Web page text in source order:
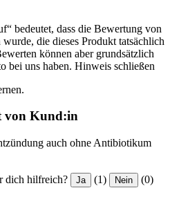
bedeutet, dass die Bewertung von
die dieses Produkt tatsächlich
können aber grundsätzlich
bei uns haben. Hinweis schließen
von Kund:in
auch ohne Antibiotikum
dich hilfreich? Ja (1) Nein (0)